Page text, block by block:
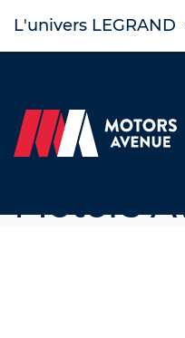
L'univers LEGRAND
Accueil Nos concessions
Motors